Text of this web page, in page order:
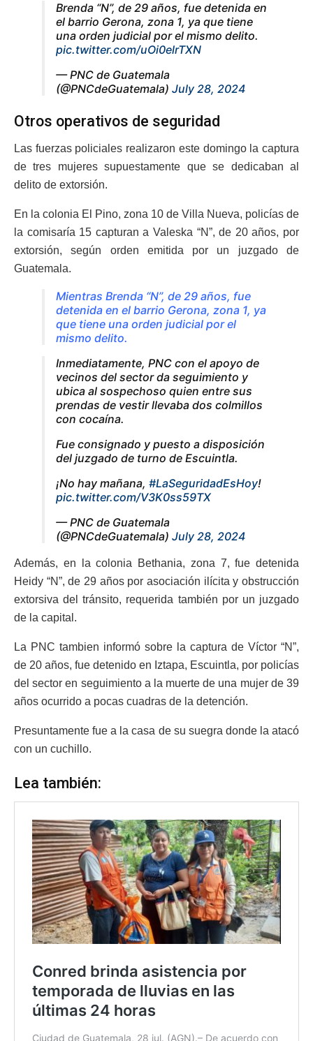
Brenda “N”, de 29 años, fue detenida en
el barrio Gerona, zona 1, ya que tiene
una orden judicial por el mismo delito.
pic.twitter.com/uOi0elrTXN
— PNC de Guatemala
(@PNCdeGuatemala) July 28, 2024
Otros operativos de seguridad
Las fuerzas policiales realizaron este domingo la captura
de tres mujeres supuestamente que se dedicaban al
delito de extorsión.
En la colonia El Pino, zona 10 de Villa Nueva, policías de
la comisaría 15 capturan a Valeska “N”, de 20 años, por
extorsión, según orden emitida por un juzgado de
Guatemala.
Mientras Brenda “N”, de 29 años, fue
detenida en el barrio Gerona, zona 1, ya
que tiene una orden judicial por el
mismo delito.
Inmediatamente, PNC con el apoyo de
vecinos del sector da seguimiento y
ubica al sospechoso quien entre sus
prendas de vestir llevaba dos colmillos
con cocaína.
Fue consignado y puesto a disposición
del juzgado de turno de Escuintla.
¡No hay mañana, #LaSeguridadEsHoy!
pic.twitter.com/V3K0ss59TX
— PNC de Guatemala
(@PNCdeGuatemala) July 28, 2024
Además, en la colonia Bethania, zona 7, fue detenida
Heidy “N”, de 29 años por asociación ilícita y obstrucción
extorsiva del tránsito, requerida también por un juzgado
de la capital.
La PNC tambien informó sobre la captura de Víctor “N”,
de 20 años, fue detenido en Iztapa, Escuintla, por policías
del sector en seguimiento a la muerte de una mujer de 39
años ocurrido a pocas cuadras de la detención.
Presuntamente fue a la casa de su suegra donde la atacó
con un cuchillo.
Lea también: